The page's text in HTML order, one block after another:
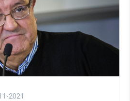
2021